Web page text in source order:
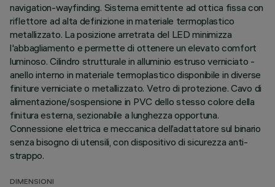
navigation-wayfinding. Sistema emittente ad ottica fissa con
riflettore ad alta definizione in materiale termoplastico
metallizzato. La posizione arretrata del LED minimizza
l'abbagliamento e permette di ottenere un elevato comfort
luminoso. Cilindro strutturale in alluminio estruso verniciato -
anello interno in materiale termoplastico disponibile in diverse
finiture verniciate o metallizzato. Vetro di protezione. Cavo di
alimentazione/sospensione in PVC dello stesso colore della
finitura esterna, sezionabile a lunghezza opportuna.
Connessione elettrica e meccanica dell’adattatore sul binario
senza bisogno di utensili, con dispositivo di sicurezza anti-
strappo.
DIMENSIONI